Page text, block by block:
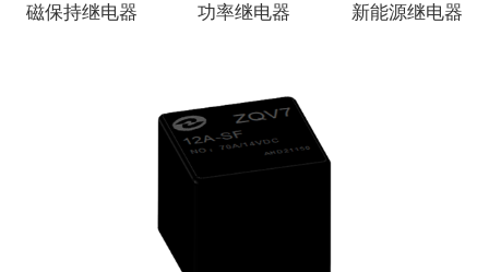
磁保持继电器 功率继电器 新能源继电器